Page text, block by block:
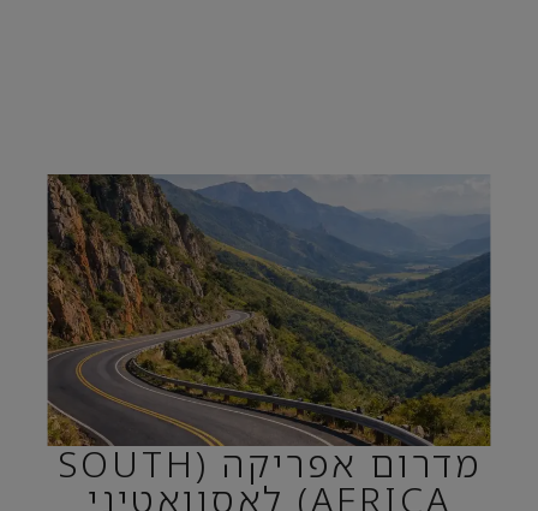
מדרום אפריקה (SOUTH
AFRICA) לאסוואטיני